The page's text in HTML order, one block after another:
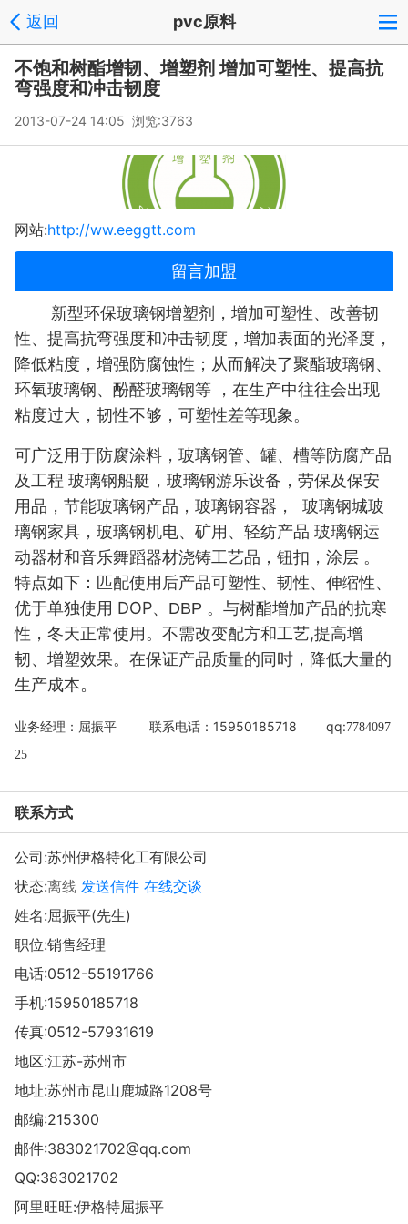
返回 pvc原料
不饱和树酯增韧、增塑剂 增加可塑性、提高抗
弯强度和冲击韧度
2013-07-24 14:05 浏览:3763
网站:http://ww.eeggtt.com
留言加盟
新型环保玻璃钢增塑剂，增加可塑性、改善韧
性、提高抗弯强度和冲击韧度，增加表面的光泽度，
降低粘度，增强防腐蚀性；从而解决了聚酯玻璃钢、
环氧玻璃钢、酚醛玻璃钢等 ，在生产中往往会出现
粘度过大，韧性不够，可塑性差等现象。
可广泛用于防腐涂料，玻璃钢管、罐、槽等防腐产品
及工程 玻璃钢船艇，玻璃钢游乐设备，劳保及保安
用品，节能玻璃钢产品，玻璃钢容器， 玻璃钢城玻
璃钢家具，玻璃钢机电、矿用、轻纺产品 玻璃钢运
动器材和音乐舞蹈器材浇铸工艺品，钮扣，涂层 。
特点如下：匹配使用后产品可塑性、韧性、伸缩性、
优于单独使用 DOP、 DBP 。与树酯增加产品的抗寒
性，冬天正常使用。不需改变配方和工艺,提高增
韧、增塑效果。 在保证产品质量的同时，降低大量的
生产成本。
业务经理：屈振平 联系电话： 15950185718 qq:7784097
25
联系方式
公司:苏州伊格特化工有限公司
状态:离线 发送信件 在线交谈
姓名:屈振平(先生)
职位:销售经理
电话:0512-55191766
手机:15950185718
传真:0512-57931619
地区:江苏-苏州市
地址:苏州市昆山鹿城路1208号
邮编:215300
邮件:383021702@qq.com
QQ:383021702
阿里旺旺:伊格特屈振平